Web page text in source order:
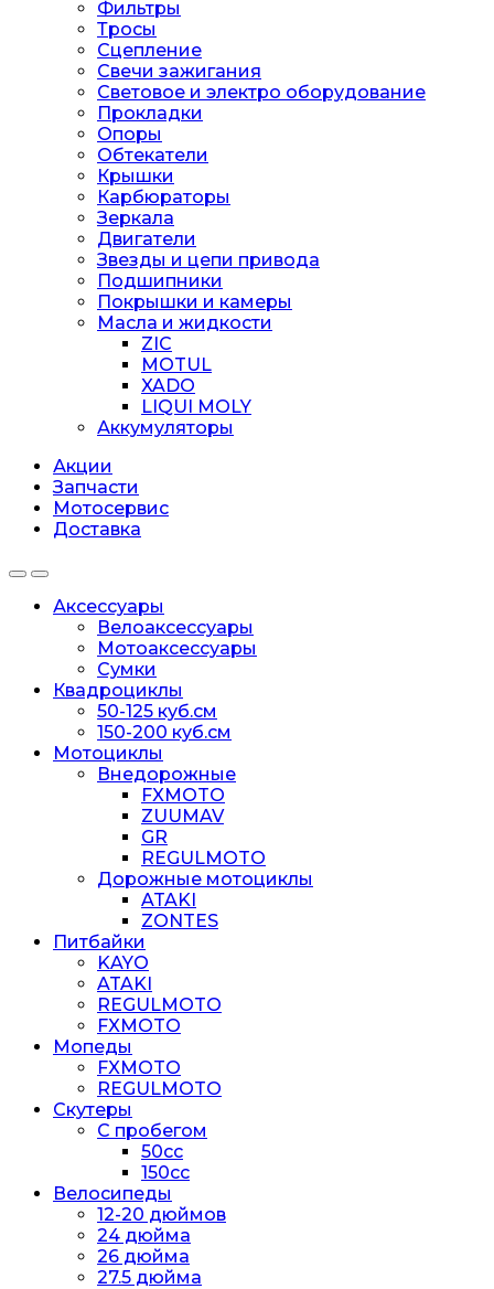
Фильтры
Тросы
Сцепление
Свечи зажигания
Световое и электро оборудование
Прокладки
Опоры
Обтекатели
Крышки
Карбюраторы
Зеркала
Двигатели
Звезды и цепи привода
Подшипники
Покрышки и камеры
Масла и жидкости
ZIC
MOTUL
XADO
LIQUI MOLY
Аккумуляторы
Акции
Запчасти
Мотосервис
Доставка
Аксессуары
Велоаксессуары
Мотоаксессуары
Сумки
Квадроциклы
50-125 куб.см
150-200 куб.см
Мотоциклы
Внедорожные
FXMOTO
ZUUMAV
GR
REGULMOTO
Дорожные мотоциклы
ATAKI
ZONTES
Питбайки
KAYO
ATAKI
REGULMOTO
FXMOTO
Мопеды
FXMOTO
REGULMOTO
Скутеры
С пробегом
50cc
150cc
Велосипеды
12-20 дюймов
24 дюйма
26 дюйма
27.5 дюйма